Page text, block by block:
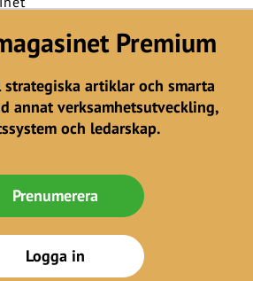
Premium
artiklar och smarta
annat verksamhetsutveckling,
och ledarskap.
Prenumerera
Logga in